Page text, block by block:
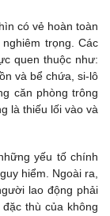
có vẻ hoàn toàn
trọng. Các
quen thuộc như:
và bể chứa, si-lô
căn phòng trông
là thiếu lối vào và
yếu tố chính
hiểm. Ngoài ra,
lao động phải
thù của không